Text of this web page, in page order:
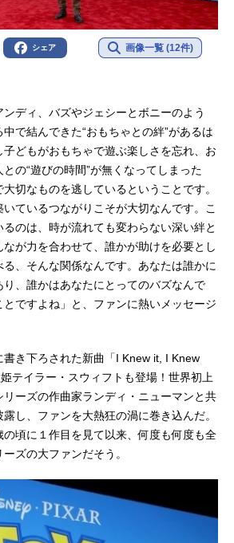
シェア 画像一覧 (12件)
ディ、バズやジェシーとボニーのよう
で結んできた“おもちゃとの絆”があるは
どもがおもちゃで遊ぶ楽しさを忘れ、お
の“遊びの時間”が無くなってしまった
切なものを逃しているということです。
ているつながりこそが大切なんです。こ
のは、時が流れても変わらない深い絆と
が力を合わせて、誰かが助けを必要とし
、そんな関係なんです。あなたは誰かに
り、誰かはあなたにとってのバズなんで
ですよね」と、ファンに熱いメッセージ
書き下ろされた新曲「I Knew it, I Knew
テイラー・スウィフトも登場！世界初上
ーズの作曲家ランディ・ニューマンと共
し、ファンを大熱狂の渦に巻き込んだ。
頃に１作目を見て以来、何度も何度も全
ズの大ファンだそう。